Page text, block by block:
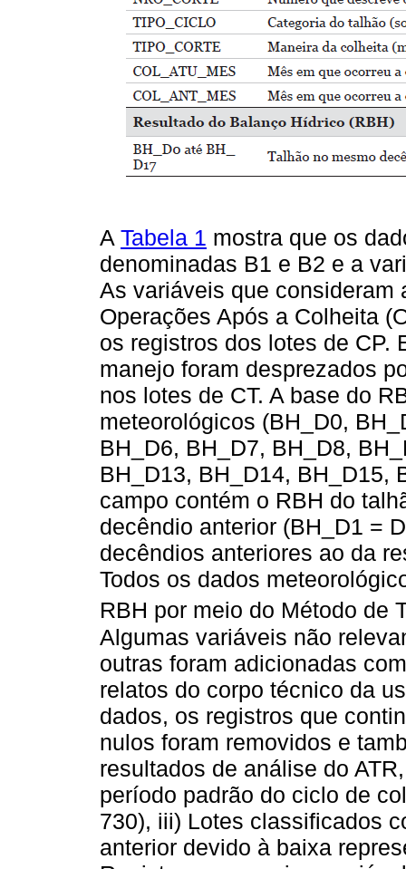
A Tabela 1 mostra que os
denominadas B1 e B2 e a
As variáveis que consideram
Operações Após a Colheita
os registros dos lotes de CP.
manejo foram desprezados
nos lotes de CT. A base do
meteorológicos (BH_D0,
BH_D6, BH_D7, BH_D8,
BH_D13, BH_D14, BH_D15,
campo contém o RBH do
decêndio anterior (BH_D1 =
decêndios anteriores ao da
Todos os dados
RBH por meio do Método de
Algumas variáveis não
outras foram adicionadas
relatos do corpo técnico da
dados, os registros que
nulos foram removidos e
resultados de análise do
período padrão do ciclo de
730), iii) Lotes classificados
anterior devido à baixa